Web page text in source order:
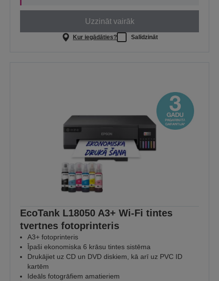
Uzzināt vairāk
Kur iegādāties? Salīdzināt
EcoTank L18050 A3+ Wi-Fi tintes
tvertnes fotoprinteris
A3+ fotoprinteris
Īpaši ekonomiska 6 krāsu tintes sistēma
Drukājiet uz CD un DVD diskiem, kā arī uz PVC ID
kartēm
Ideāls fotogrāfiem amatieriem